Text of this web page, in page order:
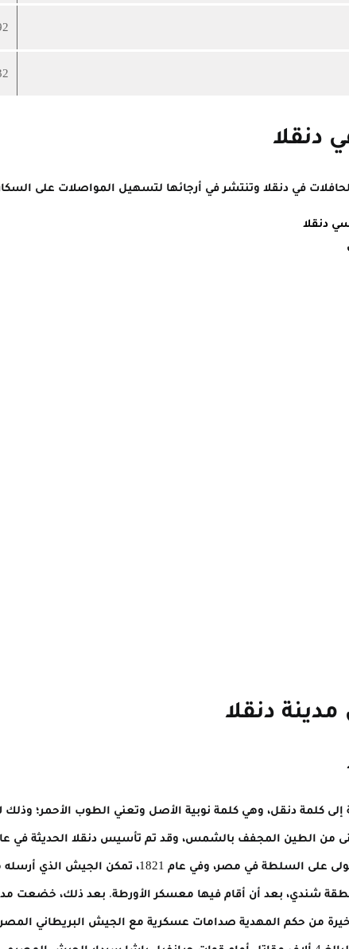
دنقلا
في دنقلا وتنتشر في أرجائها لتسهيل المواصلات على
دنقلا
دنقلا
كلمة دنقل، وهي كلمة نوبية الأصل وتعني الطوب الأحمر؛
محمد علي باشا الذي استولى على السلطة في
الأخيرة من حكم المهدية صدامات عسكرية مع الجيش البريطاني